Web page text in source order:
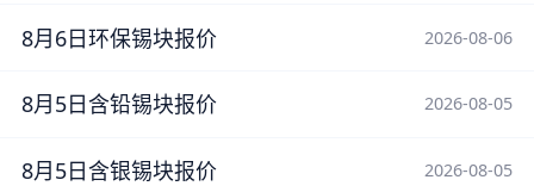
8月6日环保锡块报价 2026-08-06
8月5日含铅锡块报价 2026-08-05
8月5日含银锡块报价 2026-08-05